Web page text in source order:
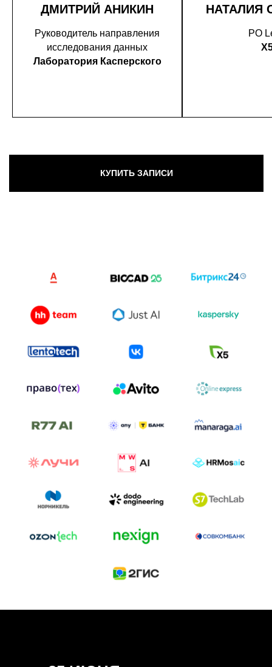
ДМИТРИЙ АНИКИН
Руководитель направления
исследования данных
Лаборатория Касперского
НАТАЛИЯ
PO
к построению бизнеса и созданию технологий под
И БИТВА АГЕНТОВ